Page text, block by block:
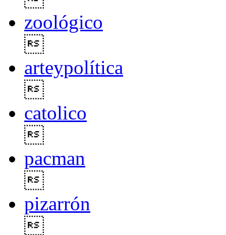
zoológico
arteypolítica
catolico
pacman
pizarrón